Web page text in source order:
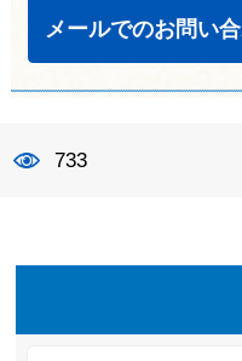
メールでのお問い
733